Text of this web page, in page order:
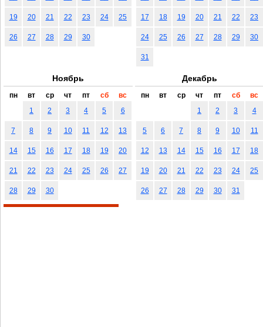
19 20 21 22 23 24 25
26 27 28 29 30
17 18 19 20 21 22 23
24 25 26 27 28 29 30
31
Ноябрь
пн вт ср чт пт сб
вс
1
2 3 4 5 6
7 8 9 10 11 12 13
14 15 16 17 18 19 20
21 22 23 24 25 26 27
28 29 30
Декабрь
пн вт ср чт пт сб
вс
1
2 3 4
5 6 7 8 9 10 11
12 13 14 15 16 17 18
19 20 21 22 23 24 25
26 27 28 29 30 31